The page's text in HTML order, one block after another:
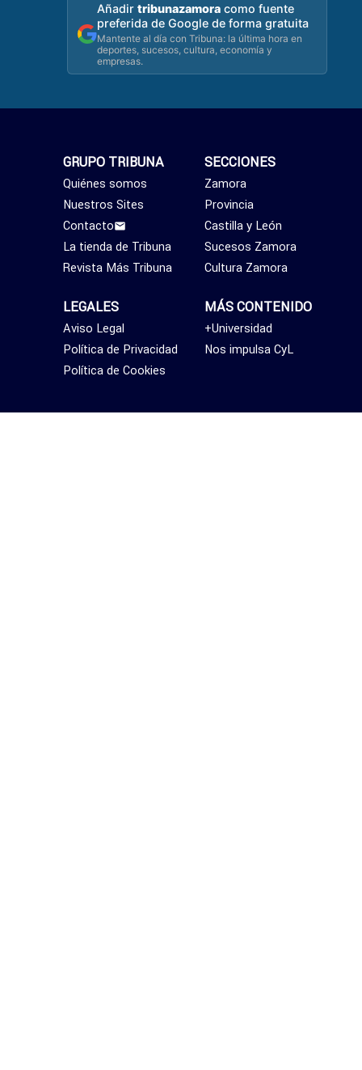
Añadirtribunazamora como fuente
preferida de Google de forma gratuita
Mantente al día con Tribuna: la última hora en
deportes, sucesos, cultura, economía y
empresas.
SECCIONES
Zamora
Provincia
Castilla y León
Sucesos Zamora
Cultura Zamora
MÁS CONTENIDO
+Universidad
Nos impulsa CyL
GRUPO TRIBUNA
Quiénes somos
Nuestros Sites
Contacto
La tienda de Tribuna
Revista Más Tribuna
LEGALES
Aviso Legal
Política de Privacidad
Política de Cookies